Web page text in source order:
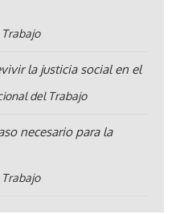
la justicia social en el
del Trabajo
necesario para la